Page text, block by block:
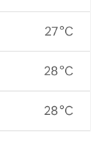
27 °C
28 °C
28 °C